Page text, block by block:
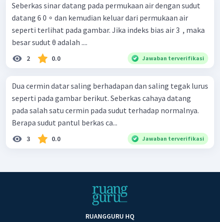
Seberkas sinar datang pada permukaan air dengan sudut
datang 6 0 ∘ dan kemudian keluar dari permukaan air
seperti terlihat pada gambar. Jika indeks bias air 3 ​ , maka
besar sudut θ adalah ....
2 0.0 Jawaban terverifikasi
Dua cermin datar saling berhadapan dan saling tegak lurus
seperti pada gambar berikut. Seberkas cahaya datang
pada salah satu cermin pada sudut terhadap normalnya.
Berapa sudut pantul berkas ca...
3 0.0 Jawaban terverifikasi
RUANGGURU HQ